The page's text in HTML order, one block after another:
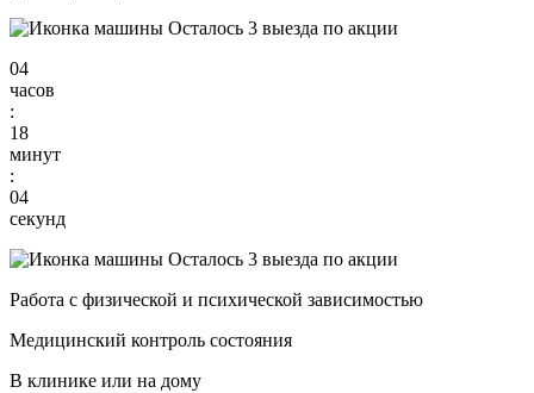
Осталось 3 выезда по акции
04
часов
:
18
минут
:
03
секунд
Осталось 3 выезда по акции
Работа с физической и психической зависимостью
Медицинский контроль состояния
В клинике или на дому